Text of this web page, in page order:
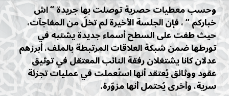
وحسب معطيات حصرية توصلت بها جريدة “ اش
خباركم “ ، فإن الجلسة الأخيرة لم تخلُ من المفاجآت،
حيث طفت على السطح أسماء جديدة يشتبه في
تورطها ضمن شبكة العلاقات المرتبطة بالملف، أبرزهم
عدلان كانا يشتغلان رفقة النائب المعتقل في توثيق
عقود ووثائق يُعتقد أنها استُعملت في عمليات تجزئة
سرية، وأخرى يُحتمل أنها مزوّرة.